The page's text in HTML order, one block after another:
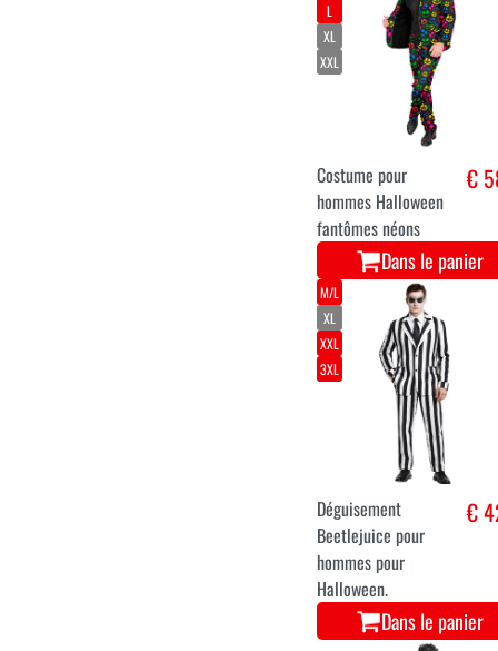
homme monstre
Dans le panier
M
L
XL
Costume pour
hommes Halloween
fantômes néons
Dans le panier
M/L
XL
XXL
3XL